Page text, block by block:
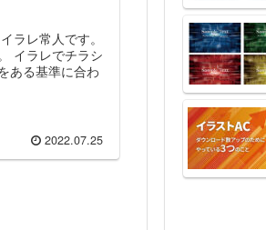
ラレ常人です。
イラレでチラシ
ある基準に合わ
2022.07.25